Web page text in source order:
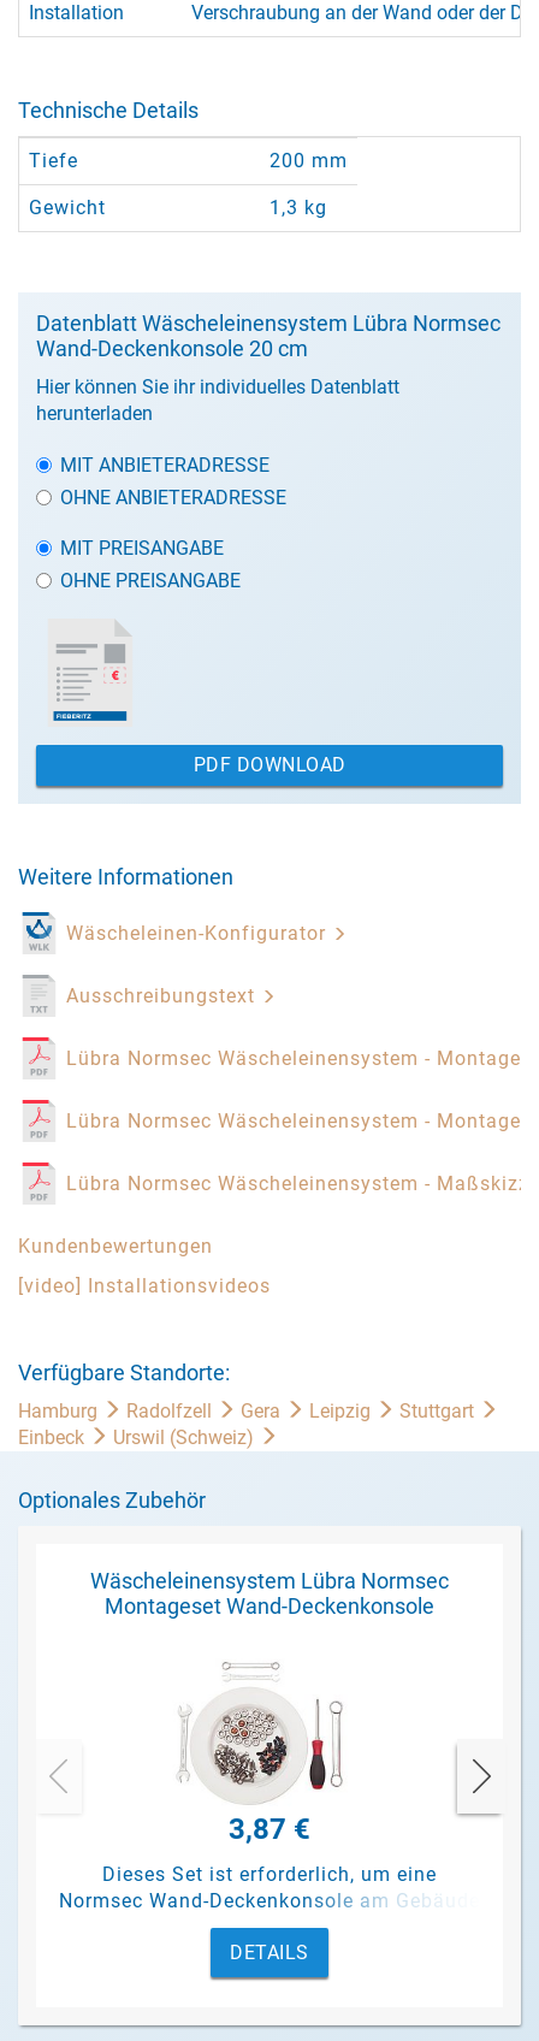
Installation Verschraubung an der Wand oder der
Technische Details
Tiefe 200 mm
Gewicht 1,3 kg
Datenblatt Wäscheleinensystem Lübra Normsec
Wand-Deckenkonsole 20 cm
Hier können Sie ihr individuelles Datenblatt
herunterladen
MIT ANBIETERADRESSE
OHNE ANBIETERADRESSE
MIT PREISANGABE
OHNE PREISANGABE
PDF DOWNLOAD
Weitere Informationen
Wäscheleinen-Konfigurator
Ausschreibungstext
Lübra Normsec Wäscheleinensystem -
Lübra Normsec Wäscheleinensystem -
Lübra Normsec Wäscheleinensystem -
Kundenbewertungen
[video] Installationsvideos
Verfügbare Standorte:
Hamburg Radolfzell Gera Leipzig
Stuttgart
Einbeck
Urswil (Schweiz)
Optionales Zubehör
Wäscheleinensystem Lübra Normsec
Montageset Wand-Deckenkonsole
3,87 €
Dieses Set ist erforderlich, um eine
Normsec Wand-Deckenkonsole am Gebäude
zu befestigen und eine Winkelschiene an
der Konsole.
DETAILS